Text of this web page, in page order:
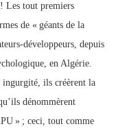
Les tout premiers
de « géants de la
développeurs, depuis
en Algérie.
ils créèrent la
dénommèrent
» ; ceci, tout comme